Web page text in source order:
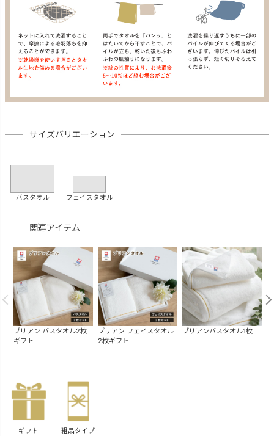
サイズバリエーション
バスタオル フェイスタオル
関連アイテム
ブリアン バスタオル2枚
ギフト
ブリアン フェイスタオル
2枚ギフト
ブリアンバスタオル1枚
ギフト 粗品タイプ